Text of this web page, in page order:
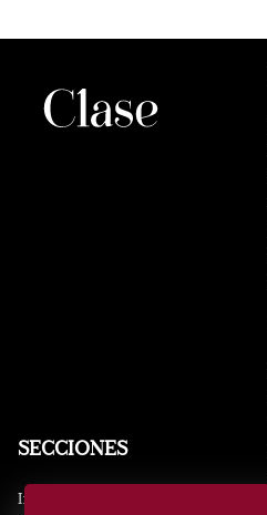
SECCIONES
Inicio